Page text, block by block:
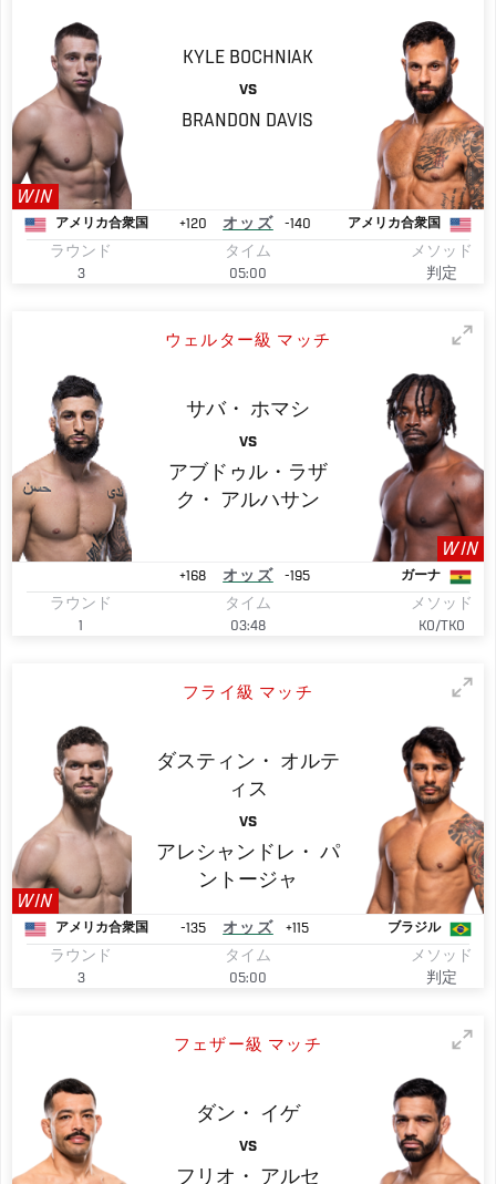
WIN
KYLE BOCHNIAK
VS
BRANDON DAVIS
アメリカ合衆国 +120 オッズ -140 アメリカ合衆国
ラウンド
3
タイム
05:00
メソッド
判定
ウェルター級 マッチ
サバ・ ホマシ
VS
アブドゥル・ラザ
ク・
アルハサン
WIN
+168 オッズ -195 ガーナ
ラウンド
1
タイム
03:48
メソッド
KO/TKO
フライ級 マッチ
WIN
ダスティン・
オルテ
ィス
VS
アレシャンドレ・
パ
ントージャ
アメリカ合衆国 -135 オッズ +115 ブラジル
ラウンド
3
タイム
05:00
メソッド
判定
フェザー級 マッチ
ダン・ イゲ
VS
フリオ・ アルセ